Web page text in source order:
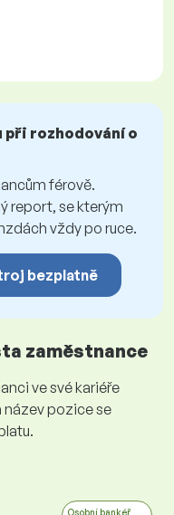
rozhodování o
férově.
report, se kterým
vždy po ruce.
bezplatně
zaměstnance
ve své kariéře
název pozice se
Osobní bankéř